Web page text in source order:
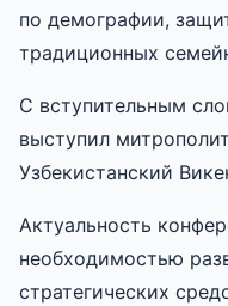
по демографии,
традиционных
С вступительным
выступил
Узбекистанский
Актуальность
необходимостью
стратегических